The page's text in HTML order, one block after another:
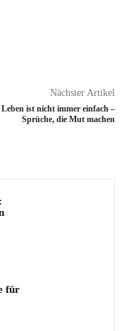
Nächster Artikel
Leben ist nicht immer einfach –
Sprüche, die Mut machen
für